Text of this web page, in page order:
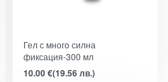
Гел с многo силна
фиксация-300 мл
10.00€(19.56 лв.)